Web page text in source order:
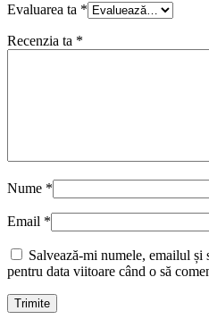
Evaluarea ta *
Recenzia ta *
Nume *
Email *
Salvează-mi numele, emailul
pentru data viitoare când o să